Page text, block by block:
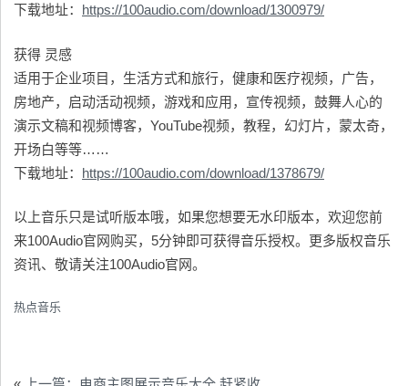
下载地址： https://100audio.com/download/1300979/
获得 灵感
适用于企业项目，生活方式和旅行，健康和医疗视频，广告，
房地产，启动活动视频，游戏和应用，宣传视频，鼓舞人心的
演示文稿和视频博客，YouTube视频，教程，幻灯片，蒙太奇，
开场白等等……
下载地址： https://100audio.com/download/1378679/
以上音乐只是试听版本哦，如果您想要无水印版本，欢迎您前
来100Audio官网购买，5分钟即可获得音乐授权。更多版权音乐
资讯、敬请关注100Audio官网。
热点音乐